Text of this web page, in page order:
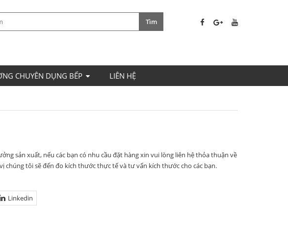
CHUYÊN DỤNG BẾP LIÊN HỆ
sản xuất, nếu các bạn có nhu cầu đặt hàng xin vui lòng liên hệ thỏa thuận về
chúng tôi sẽ đến đo kích thước thực tế và tư vấn kích thước cho các bạn.
Linkedin